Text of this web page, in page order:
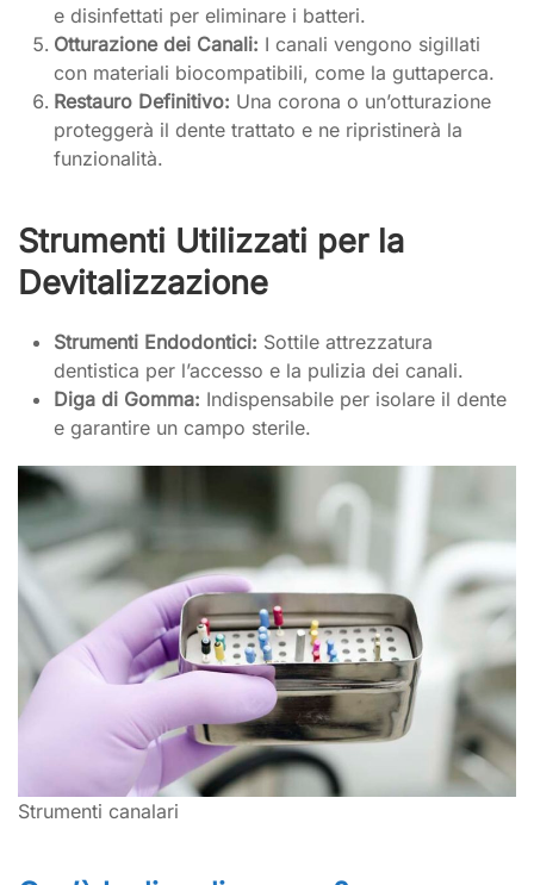
e disinfettati per eliminare i batteri.
Otturazione dei Canali: I canali vengono sigillati
con materiali biocompatibili, come la guttaperca.
Restauro Definitivo: Una corona o un’otturazione
proteggerà il dente trattato e ne ripristinerà la
funzionalità.
Strumenti Utilizzati per la
Devitalizzazione
Strumenti Endodontici: Sottile attrezzatura
dentistica per l’accesso e la pulizia dei canali.
Diga di Gomma: Indispensabile per isolare il dente
e garantire un campo sterile.
Strumenti canalari